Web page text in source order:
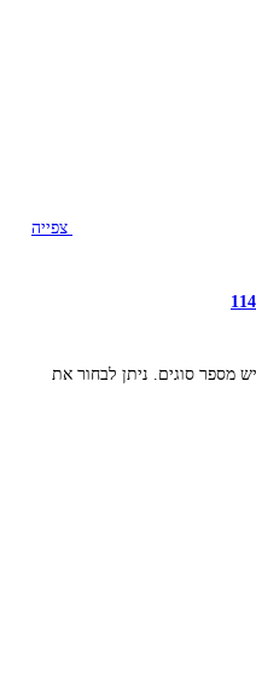
צפייה
מספר סוגים. ניתן לבחור את